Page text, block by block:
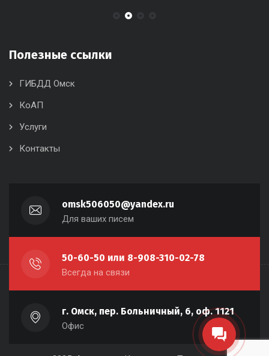
Полезные ссылки
ГИБДД Омск
КоАП
Услуги
Контакты
omsk506050@yandex.ru
Для ваших писем
50-60-50 или 8-908-310-02-78
Всегда на связи
г. Омск, пер. Больничный, 6, оф. 1121
Офис